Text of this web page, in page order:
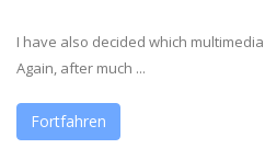
I have also decided which
Again, after much ...
Fortfahren